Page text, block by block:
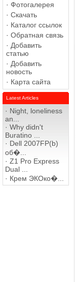
· Фотогалерея
· Скачать
· Каталог ссылок
· Обратная связь
· Добавить
статью
· Добавить
новость
· Карта сайта
Latest Articles
· Night, loneliness
an...
· Why didn't
Buratino ...
· Dell 2007FP(b)
об�...
· Z1 Pro Express
Dual ...
· Крем ЭКОко�...